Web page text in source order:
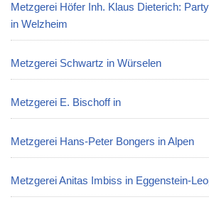
Metzgerei Höfer Inh. Klaus Dieterich:
in Welzheim
Metzgerei Schwartz in Würselen
Metzgerei E. Bischoff in
Metzgerei Hans-Peter Bongers in Alpen
Metzgerei Anitas Imbiss in Eggenstein-